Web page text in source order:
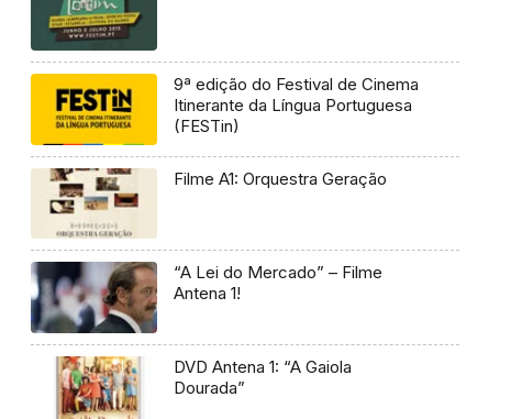
9ª edição do Festival de Cinema
Itinerante da Língua Portuguesa
(FESTin)
Filme A1: Orquestra Geração
“A Lei do Mercado” – Filme
Antena 1!
DVD Antena 1: “A Gaiola
Dourada”